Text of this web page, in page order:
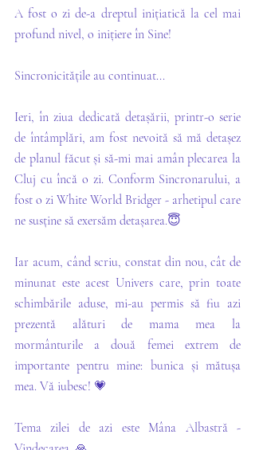
A fost o zi de-a dreptul inițiatică la cel mai
profund nivel, o inițiere în Sine!
Sincronicitățile au continuat...
Ieri, în ziua dedicată detașării, printr-o serie
de întâmplări, am fost nevoită să mă detașez
de planul făcut și să-mi mai amân plecarea la
Cluj cu încă o zi. Conform Sincronarului, a
fost o zi White World Bridger - arhetipul care
ne susține să exersăm detașarea.😇
Iar acum, când scriu, constat din nou, cât de
minunat este acest Univers care, prin toate
schimbările aduse, mi-au permis să fiu azi
prezentă alături de mama mea la
mormânturile a două femei extrem de
importante pentru mine: bunica și mătușa
mea. Vă iubesc! 💗
Tema zilei de azi este Mâna Albastră -